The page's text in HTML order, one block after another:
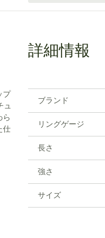
プ
ュ
ら
仕
詳細情報
ブランド
リングゲージ
長さ
強さ
サイズ